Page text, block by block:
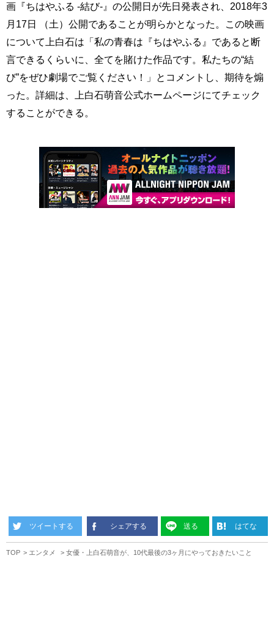
画『ちはやふる -結び-』の公開日が先日発表され、2018年3
月17日 （土）公開であることが明らかとなった。この映画
について上白石は「私の青春は『ちはやふる』であると断
言できるくらいに、全てを賭けた作品です。私たちの“結
び”をぜひ劇場でご覧ください！」とコメントし、期待を煽
った。詳細は、上白石萌音公式ホームページにてチェック
することができる。
ツイートする シェアする 送る はてな
TOP エンタメ 女優・上白石萌音が、10代最後の3ヶ月にやっておきたいこと